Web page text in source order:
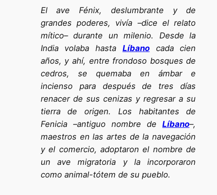
El ave Fénix, deslumbrante y de
grandes poderes, vivía –dice el relato
mítico– durante un milenio. Desde la
India volaba hasta Líbanocada cien
años, y ahí, entre frondoso bosques de
cedros, se quemaba en ámbar e
incienso para después de tres días
renacer de sus cenizas y regresar a su
tierra de origen. Los habitantes de
Fenicia –antiguo nombre deLíbano–,
maestros en las artes de la navegación
y el comercio, adoptaron el nombre de
un ave migratoria y la incorporaron
como animal-tótem de su pueblo.